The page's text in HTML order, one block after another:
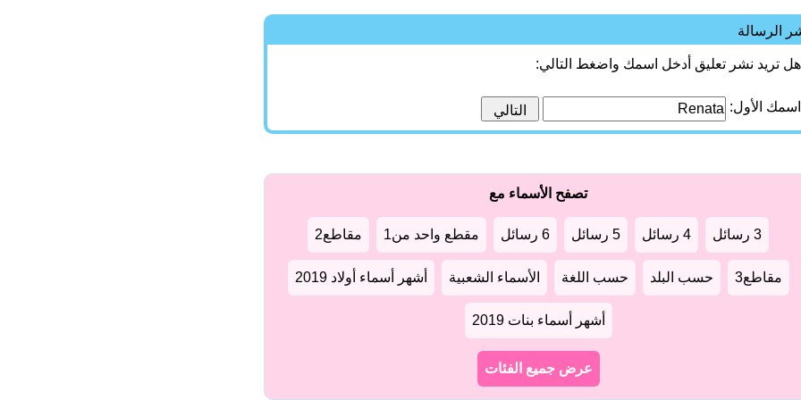
الرسالة
هل تريد نشر تعليق أدخل اسمك واضغط التالي:
اسمك الأول:
تصفح الأسماء مع
3 رسائل 4 رسائل 5 رسائل 6 رسائل مقطع واحد من1 مقاطع2
مقاطع3 حسب البلد حسب اللغة الأسماء الشعبية أشهر أسماء أولاد 2019
أشهر أسماء بنات 2019
عرض جميع الفئات